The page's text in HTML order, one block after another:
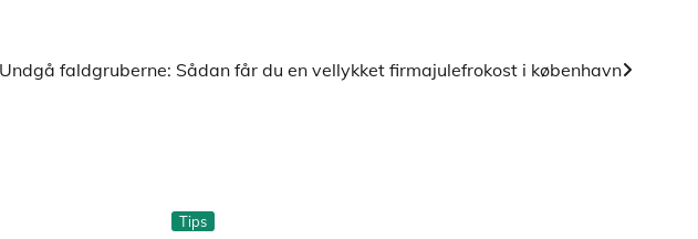
Undgå faldgruberne: Sådan får du en vellykket firmajulefrokost i københavn
Tips